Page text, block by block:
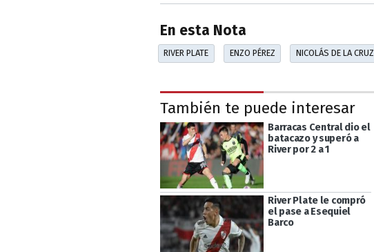
En esta Nota
RIVER PLATE ENZO PÉREZ NICOLÁS DE LA CRUZ
También te puede interesar
Barracas Central dio el
batacazo y superó a
River por 2 a 1
River Plate le compró
el pase a Esequiel
Barco